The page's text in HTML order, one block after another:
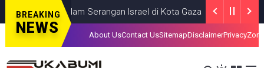
BREAKING
NEWS
Tewas dalam Serangan Israel di Kota Gaza GAZA JULY 19, 2026
About UsContact UsSitemapDisclaimerPrivacy